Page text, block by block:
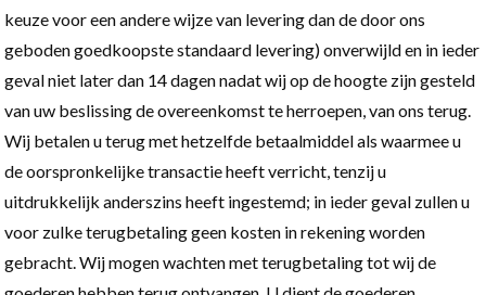
keuze voor een andere wijze van levering dan de door ons
geboden goedkoopste standaard levering) onverwijld en in ieder
geval niet later dan 14 dagen nadat wij op de hoogte zijn gesteld
van uw beslissing de overeenkomst te herroepen, van ons terug.
Wij betalen u terug met hetzelfde betaalmiddel als waarmee u
de oorspronkelijke transactie heeft verricht, tenzij u
uitdrukkelijk anderszins heeft ingestemd; in ieder geval zullen u
voor zulke terugbetaling geen kosten in rekening worden
gebracht. Wij mogen wachten met terugbetaling tot wij de